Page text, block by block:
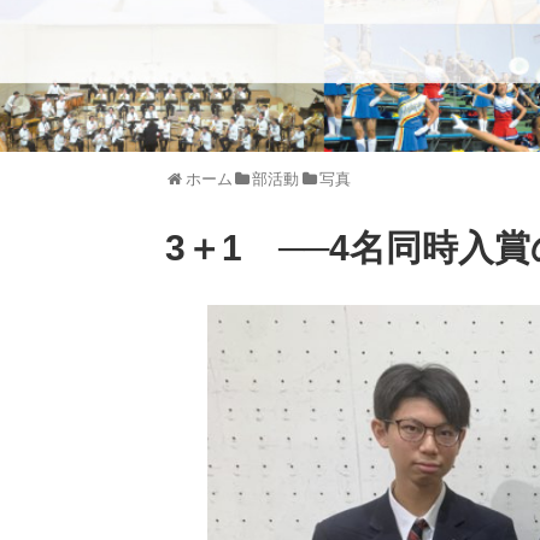
ホーム 部活動 写真
3＋1 ──4名同時入賞